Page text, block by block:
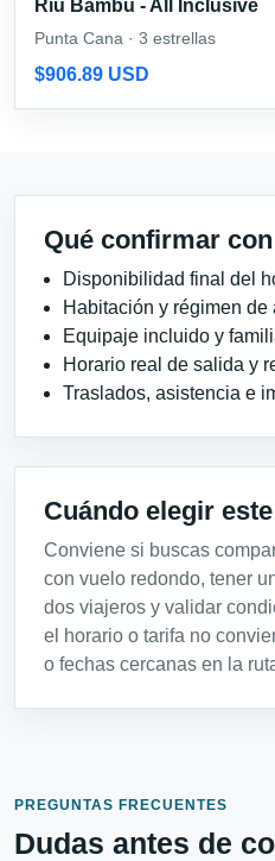
Riu Bambu - All Inclusive
Punta Cana · 3 estrellas
$906.89 USD
Qué confirmar
Disponibilidad final del
Habitación y régimen de
Equipaje incluido y
Horario real de salida y
Traslados, asistencia e
Cuándo elegir
Conviene si buscas
con vuelo redondo, tener
dos viajeros y validar
el horario o tarifa no
o fechas cercanas en la
PREGUNTAS FRECUENTES
Dudas antes de